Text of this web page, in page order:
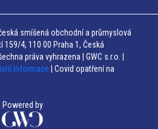
smíšená obchodní a průmyslová
4, 110 00 Praha 1, Česká
práva vyhrazena | GWC s.r.o. |
informace | Covid opatření na
Powered by